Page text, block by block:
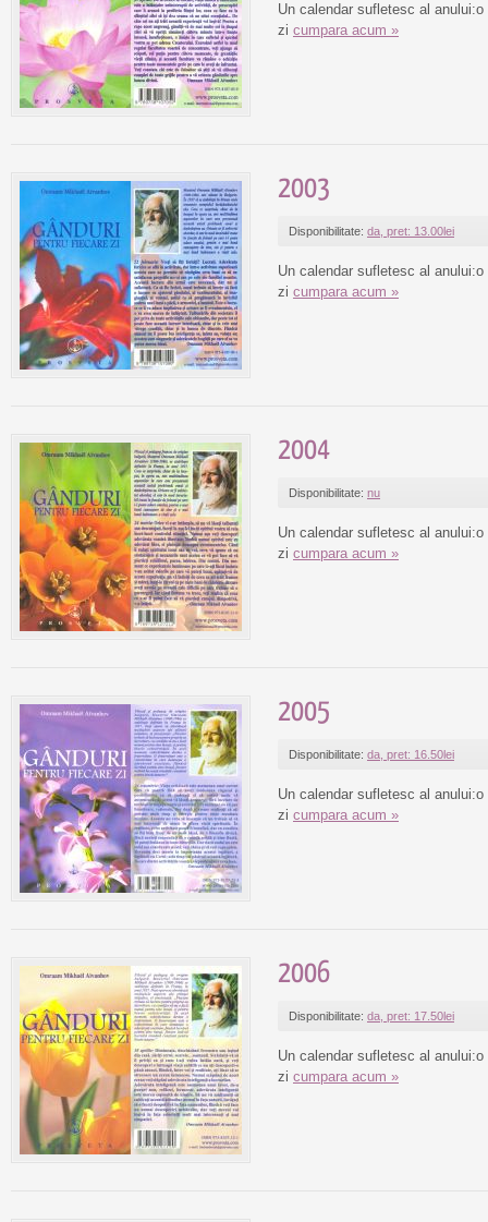
Un calendar sufletesc al
zi cumpara acum »
2003
Disponibilitate: da, pret: 13.00lei
Un calendar sufletesc al
zi cumpara acum »
2004
Disponibilitate: nu
Un calendar sufletesc al
zi cumpara acum »
2005
Disponibilitate: da, pret: 16.50lei
Un calendar sufletesc al
zi cumpara acum »
2006
Disponibilitate: da, pret: 17.50lei
Un calendar sufletesc al
zi cumpara acum »